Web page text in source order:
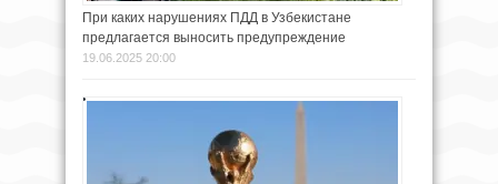
При каких нарушениях ПДД в Узбекистане
предлагается выносить предупреждение
19.06.2025 20:00